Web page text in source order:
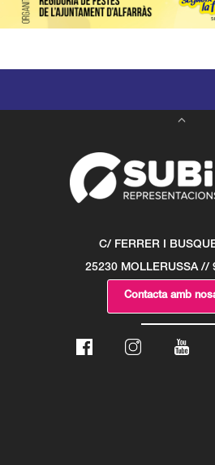
C/ FERRER I
25230 MOLLERUSSA //
Contacta amb